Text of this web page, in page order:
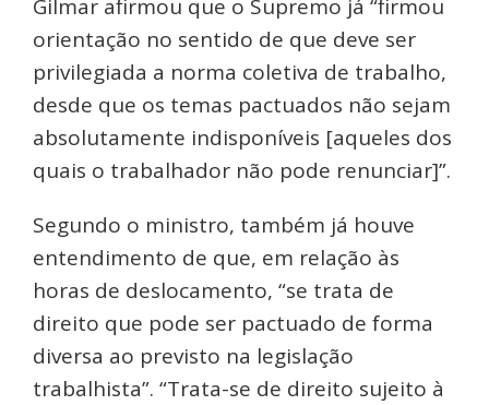
Gilmar afirmou que o Supremo já “firmou
orientação no sentido de que deve ser
privilegiada a norma coletiva de trabalho,
desde que os temas pactuados não sejam
absolutamente indisponíveis [aqueles dos
quais o trabalhador não pode renunciar]”.
Segundo o ministro, também já houve
entendimento de que, em relação às
horas de deslocamento, “se trata de
direito que pode ser pactuado de forma
diversa ao previsto na legislação
trabalhista”. “Trata-se de direito sujeito à